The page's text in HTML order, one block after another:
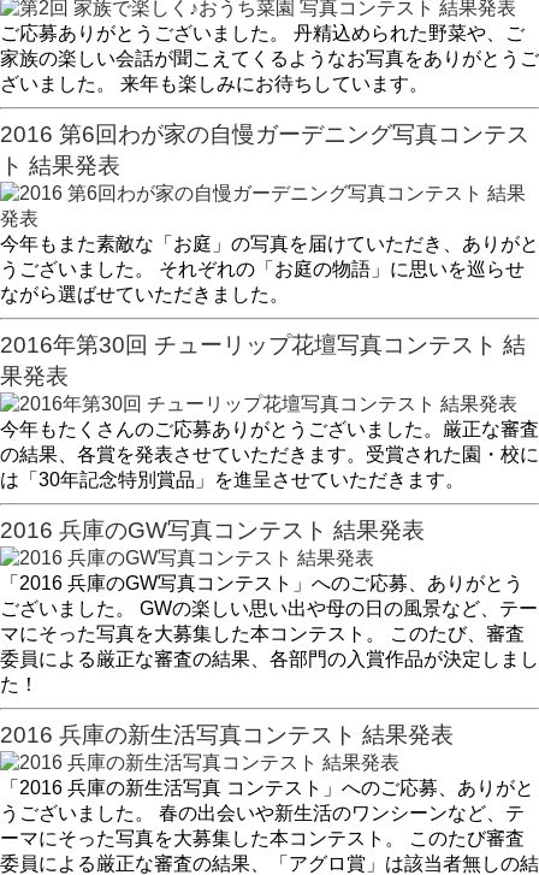
ご応募ありがとうございました。 丹精込められた野菜や、ご
家族の楽しい会話が聞こえてくるようなお写真をありがとうご
ざいました。 来年も楽しみにお待ちしています。
2016 第6回わが家の自慢ガーデニング写真コンテス
ト 結果発表
今年もまた素敵な「お庭」の写真を届けていただき、ありがと
うございました。 それぞれの「お庭の物語」に思いを巡らせ
ながら選ばせていただきました。
2016年第30回 チューリップ花壇写真コンテスト 結
果発表
今年もたくさんのご応募ありがとうございました。厳正な審査
の結果、各賞を発表させていただきます。受賞された園・校に
は「30年記念特別賞品」を進呈させていただきます。
2016 兵庫のGW写真コンテスト 結果発表
「2016 兵庫のGW写真コンテスト」へのご応募、ありがとう
ございました。 GWの楽しい思い出や母の日の風景など、テー
マにそった写真を大募集した本コンテスト。 このたび、審査
委員による厳正な審査の結果、各部門の入賞作品が決定しまし
た！
2016 兵庫の新生活写真コンテスト 結果発表
「2016 兵庫の新生活写真 コンテスト」へのご応募、ありがと
うございました。 春の出会いや新生活のワンシーンなど、テ
ーマにそった写真を大募集した本コンテスト。 このたび審査
委員による厳正な審査の結果、「アグロ賞」は該当者無しの結